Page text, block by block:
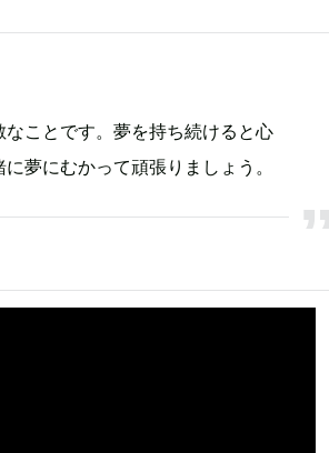
ことです。夢を持ち続けると心
夢にむかって頑張りましょう。